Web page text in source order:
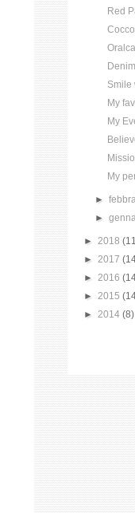
Red
Smile
My
My
My
►
►
► 2018
► 2017
► 2016
► 2015
► 2014 (8)